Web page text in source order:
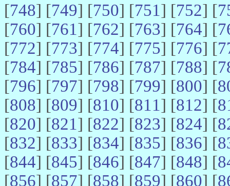
[748] [749] [750] [751] [752] [
[760] [761] [762] [763] [764] [
[772] [773] [774] [775] [776] [
[784] [785] [786] [787] [788] [
[796] [797] [798] [799] [800] [
[808] [809] [810] [811] [812] [
[820] [821] [822] [823] [824] [
[832] [833] [834] [835] [836] [
[844] [845] [846] [847] [848] [
[856] [857] [858] [859] [860] [